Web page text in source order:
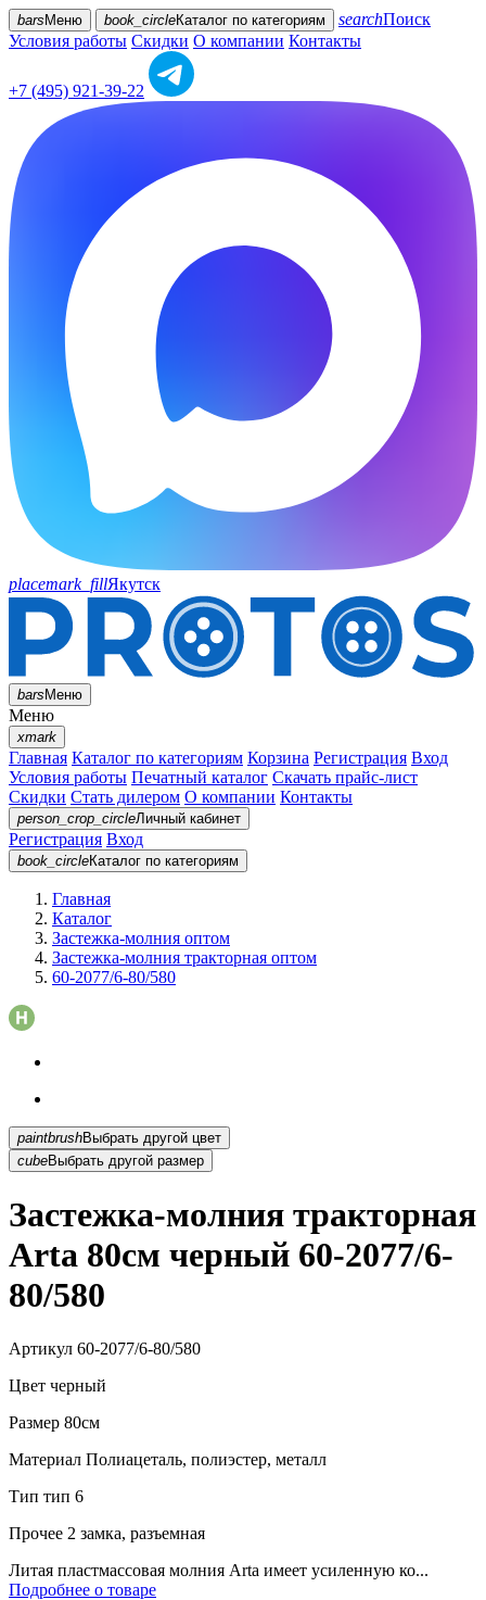
bars Меню book_circleКаталог по категориям searchПоиск
Условия работы Скидки О компании Контакты
+7 (495) 921-39-22
placemark_fillЯкутск
barsМеню
Меню
xmark
Главная Каталог по категориям Корзина Регистрация Вход
Условия работы Печатный каталог Скачать прайс-лист
Скидки Стать дилером О компании Контакты
person_crop_circleЛичный кабинет
Регистрация Вход
book_circleКаталог по категориям
Главная
Каталог
Застежка-молния оптом
Застежка-молния тракторная оптом
60-2077/6-80/580
paintbrush
Выбрать другой цвет
cubeВыбрать другой размер
Застежка-молния тракторная
Arta 80см черный 60-2077/6-
80/580
Артикул 60-2077/6-80/580
Цвет черный
Размер 80см
Материал Полиацеталь, полиэстер, металл
Тип тип 6
Прочее 2 замка, разъемная
Литая пластмассовая молния Arta имеет усиленную ко...
Подробнее о товаре